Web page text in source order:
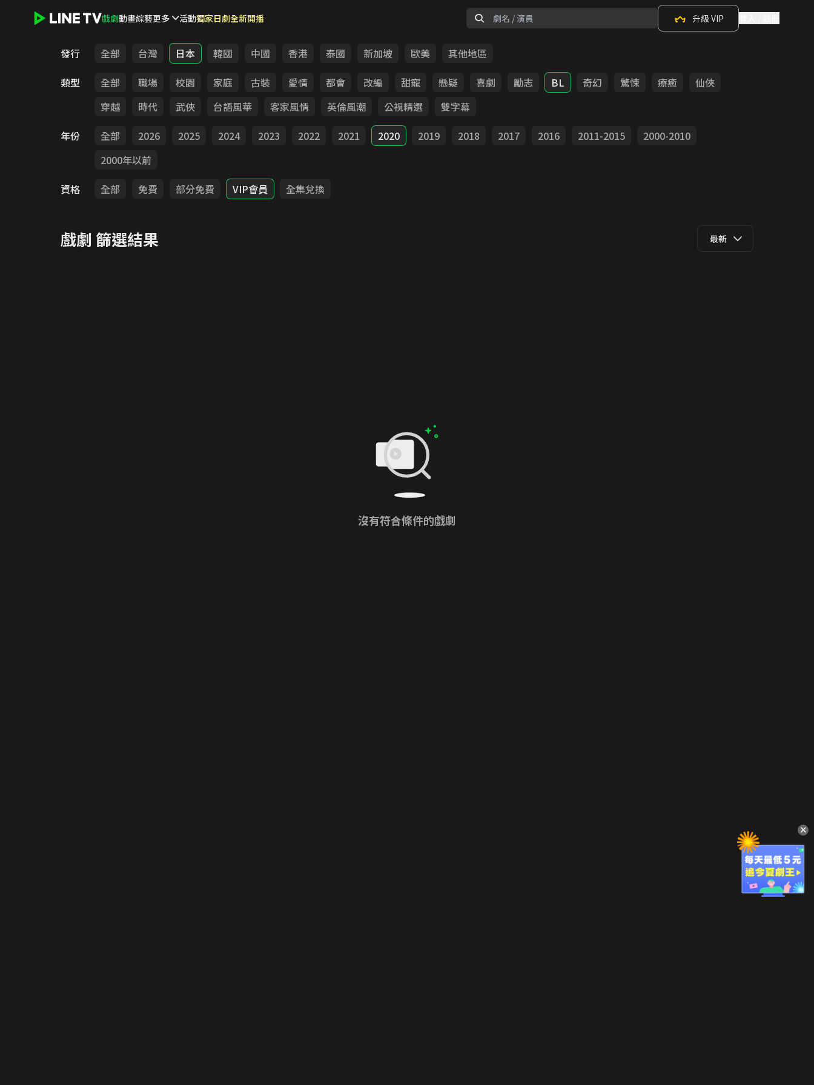
戲劇動畫綜藝更多 活動獨家日劇全新開播 升級 VIP
發行 全部 台灣 日本 韓國 中國 香港 泰國 新加坡 歐美
其他地區
類型
全部 職場 校園 家庭 古裝 愛情 都會 改編 甜寵 懸疑 喜劇 勵志 BL 奇幻 驚悚 療癒
仙俠
穿越
時代 武俠 台語風華 客家風情 英倫風潮 公視精選
雙字幕
年份
全部 2026 2025 2024 2023 2022 2021 2020 2019 2018 2017 2016 2011-2015
2000-2010
2000年以前
資格
全部 免費 部分免費 VIP會員 全集兌換
戲劇 篩選結果 最新
沒有符合條件的戲劇